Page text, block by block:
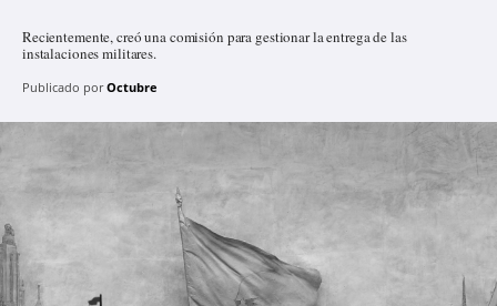
Recientemente, creó una comisión para gestionar la entrega de las
instalaciones militares.
Publicado por Octubre